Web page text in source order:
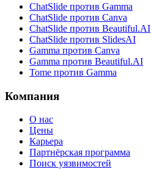
ChatSlide против Gamma
ChatSlide против Canva
ChatSlide против Beautiful.AI
ChatSlide против SlidesAI
Gamma против Canva
Gamma против Beautiful.AI
Tome против Gamma
Компания
О нас
Цены
Карьера
Партнёрская программа
Поиск уязвимостей